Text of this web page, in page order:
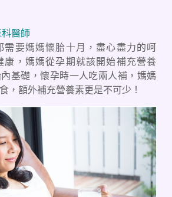
醫師
需要媽媽懷胎十月，盡心盡力的呵
康，媽媽從孕期就該開始補充營養
基礎，懷孕時一人吃兩人補，媽媽
，額外補充營養素更是不可少！